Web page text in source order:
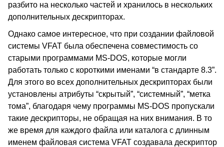
разбито на несколько частей и хранилось в нескольких
дополнительных дескрипторах.
Однако самое интересное, что при создании файловой
системы VFAT была обеспечена совместимость со
старыми программами MS-DOS, которые могли
работать только с короткими именами “в стандарте 8.3”.
Для этого во всех дополнительных дескрипторах были
установлены атрибуты “скрытый”, “системный”, “метка
тома”, благодаря чему программы MS-DOS пропускали
такие дескрипторы, не обращая на них внимания. В то
же время для каждого файла или каталога с длинным
именем файловая система VFAT создавала дескриптор